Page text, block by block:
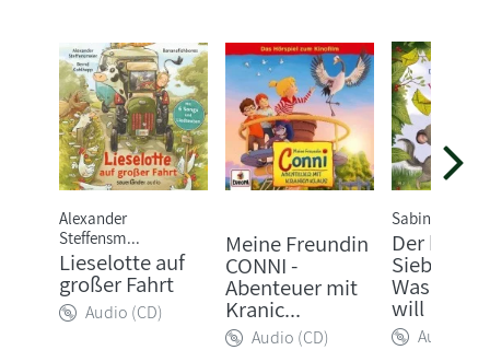
Alexander
Steffensm...
Lieselotte auf
großer Fahrt
Audio (CD)
Meine Freundin
CONNI -
Abenteuer mit
Kranic...
Audio (CD)
Sabine
Der kleine
Was ich
will
Audio